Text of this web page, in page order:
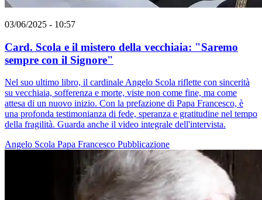
03/06/2025 - 10:57
Card. Scola e il mistero della vecchiaia: "Saremo
sempre con il Signore"
Nel suo ultimo libro, il cardinale Angelo Scola riflette con sincerità
su vecchiaia, sofferenza e morte, viste non come fine, ma come
attesa di un nuovo inizio. Con la prefazione di Papa Francesco, è
una profonda testimonianza di fede, speranza e gratitudine nel tempo
della fragilità. Guarda anche il video integrale dell'intervista.
Angelo Scola Papa Francesco Pubblicazione